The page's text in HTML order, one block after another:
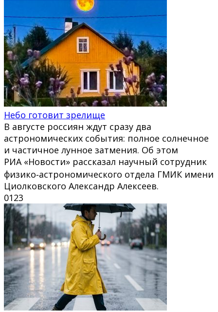
Небо готовит зрелище
В августе россиян ждут сразу два
астрономических события: полное солнечное
и частичное лунное затмения. Об этом
РИА «Новости» рассказал научный сотрудник
физико‑астрономического отдела ГМИК имени
Циолковского Александр Алексеев.
0123